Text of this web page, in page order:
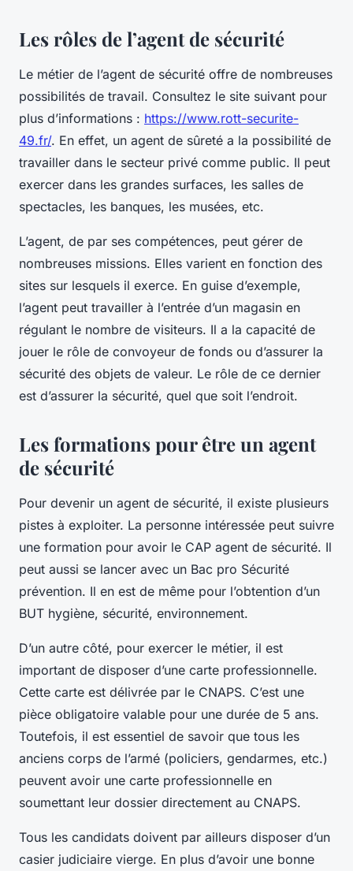
Les rôles de l’agent de sécurité
Le métier de l’agent de sécurité offre de nombreuses
possibilités de travail. Consultez le site suivant pour
plus d’informations : https://www.rott-securite-
49.fr/. En effet, un agent de sûreté a la possibilité de
travailler dans le secteur privé comme public. Il peut
exercer dans les grandes surfaces, les salles de
spectacles, les banques, les musées, etc.
L’agent, de par ses compétences, peut gérer de
nombreuses missions. Elles varient en fonction des
sites sur lesquels il exerce. En guise d’exemple,
l’agent peut travailler à l’entrée d’un magasin en
régulant le nombre de visiteurs. Il a la capacité de
jouer le rôle de convoyeur de fonds ou d’assurer la
sécurité des objets de valeur. Le rôle de ce dernier
est d’assurer la sécurité, quel que soit l’endroit.
Les formations pour être un agent
de sécurité
Pour devenir un agent de sécurité, il existe plusieurs
pistes à exploiter. La personne intéressée peut suivre
une formation pour avoir le CAP agent de sécurité. Il
peut aussi se lancer avec un Bac pro Sécurité
prévention. Il en est de même pour l’obtention d’un
BUT hygiène, sécurité, environnement.
D’un autre côté, pour exercer le métier, il est
important de disposer d’une carte professionnelle.
Cette carte est délivrée par le CNAPS. C’est une
pièce obligatoire valable pour une durée de 5 ans.
Toutefois, il est essentiel de savoir que tous les
anciens corps de l’armé (policiers, gendarmes, etc.)
peuvent avoir une carte professionnelle en
soumettant leur dossier directement au CNAPS.
Tous les candidats doivent par ailleurs disposer d’un
casier judiciaire vierge. En plus d’avoir une bonne